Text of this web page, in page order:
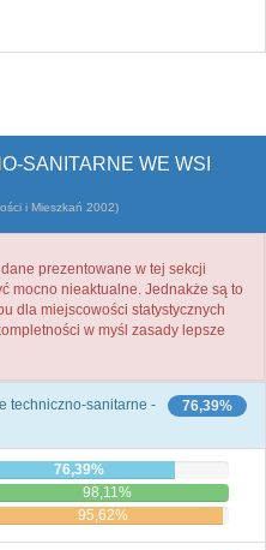
SANITARNE WE WSI
i Mieszkań 2002)
prezentowane w tej sekcji
mocno nieaktualne. Jednakże są to
dla miejscowości statystycznych
w myśl zasady lepsze
76,39%
techniczno-sanitarne -
76,39%
98,11%
95,62%